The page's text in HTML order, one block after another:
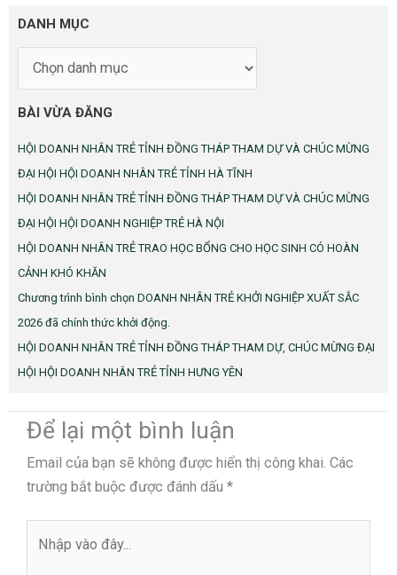
DANH MỤC
DANH
BÀI VỪA ĐĂNG
HỘI DOANH NHÂN TRẺ TỈNH ĐỒNG THÁP THAM DỰ VÀ CHÚC MỪNG
ĐẠI HỘI HỘI DOANH NHÂN TRẺ TỈNH HÀ TĨNH
HỘI DOANH NHÂN TRẺ TỈNH ĐỒNG THÁP THAM DỰ VÀ CHÚC MỪNG
ĐẠI HỘI HỘI DOANH NGHIỆP TRẺ HÀ NỘI
HỘI DOANH NHÂN TRẺ TRAO HỌC BỔNG CHO HỌC SINH CÓ HOÀN
CẢNH KHÓ KHĂN
Chương trình bình chọn DOANH NHÂN TRẺ KHỞI NGHIỆP XUẤT SẮC
2026 đã chính thức khởi động.
HỘI DOANH NHÂN TRẺ TỈNH ĐỒNG THÁP THAM DỰ, CHÚC MỪNG ĐẠI
HỘI HỘI DOANH NHÂN TRẺ TỈNH HƯNG YÊN
Để lại một bình luận
Email của bạn sẽ không được hiển thị công khai. Các
trường bắt buộc được đánh dấu *